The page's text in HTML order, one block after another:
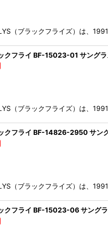
（ブラックフライズ）は、
クフライ BF-15023-01 サング
（ブラックフライズ）は、
クフライ BF-14826-2950 サン
（ブラックフライズ）は、
クフライ BF-15023-06 サング